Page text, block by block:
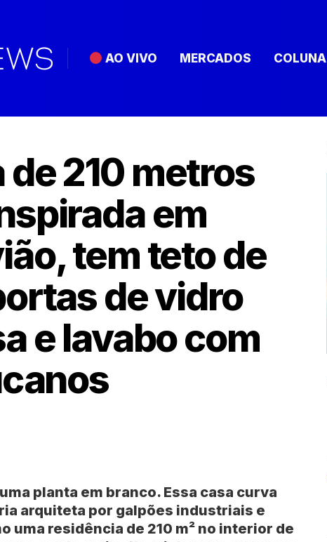
AO VIVO MERCADOS COLUNA
210 metros
em
tem teto de
de vidro
e lavabo com
planta em branco. Essa casa curva
arquiteta por galpões industriais e
uma residência de 210 m² no interior de